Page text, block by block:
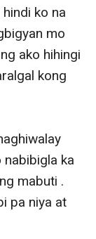
ko na
mo
ako hihingi
kong
nabibigla ka
mabuti .
pa niya at